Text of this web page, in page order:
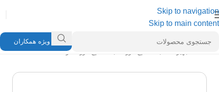
Skip to navigation
Skip to main content
ویژه همکاران
پچ کورد لگراند